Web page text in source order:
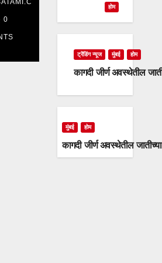
0
होम
ट्रेंडिंग न्यूज मुंबई होम
कागदी जीर्ण अवस्थेतील
मुंबई होम
कागदी जीर्ण अवस्थेतील